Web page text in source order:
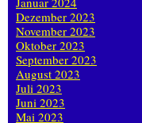
Dezember 2023
November 2023
Oktober 2023
September 2023
August 2023
Juli 2023
Juni 2023
Mai 2023